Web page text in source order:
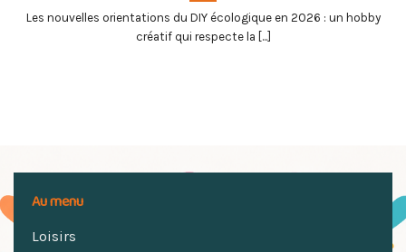
Les nouvelles orientations du DIY écologique en 2026 : un hobby
créatif qui respecte la [...]
Au menu
Loisirs